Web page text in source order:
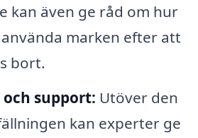
kan även ge råd om hur
marken efter att
bort.
support: Utöver den
kan experter ge